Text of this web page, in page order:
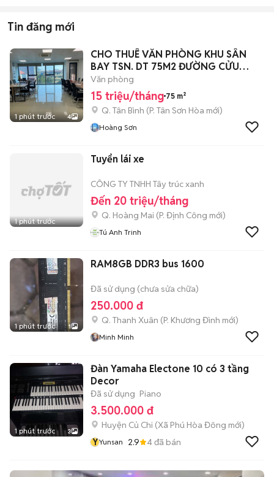
Tin đăng mới
1 phút trước 4
CHO THUÊ VĂN PHÒNG KHU SÂN
BAY TSN. DT 75M2 ĐƯỜNG CỬU
LONG
Văn phòng
15 triệu/tháng 75 m²
Q. Tân Bình (P. Tân Sơn Hòa mới)
Hoàng Sơn
1 phút trước
Tuyển lái xe
CÔNG TY TNHH Tây trúc xanh
Đến 20 triệu/tháng
Q. Hoàng Mai (P. Định Công mới)
Tú Anh Trinh
1 phút trước 1
RAM8GB DDR3 bus 1600
Đã sử dụng (chưa sửa chữa)
250.000 đ
Q. Thanh Xuân (P. Khương Đình mới)
Minh Minh
1 phút trước 3
Đàn Yamaha Electone 10 có 3 tầng
Decor
Đã sử dụng Piano
3.500.000 đ
Huyện Củ Chi (Xã Phú Hòa Đông mới)
YYunsan 2.9 4đã bán